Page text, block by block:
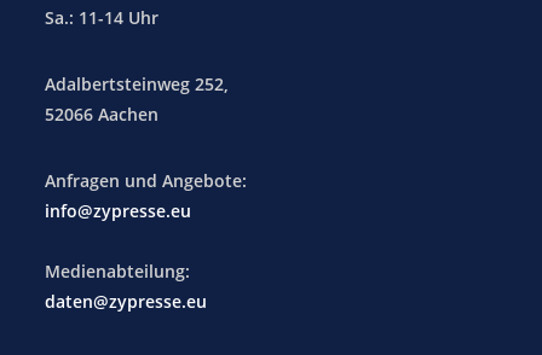
Sa.: 11-14 Uhr
Adalbertsteinweg 252,
52066 Aachen
Anfragen und Angebote:
info@zypresse.eu
Medienabteilung:
daten@zypresse.eu